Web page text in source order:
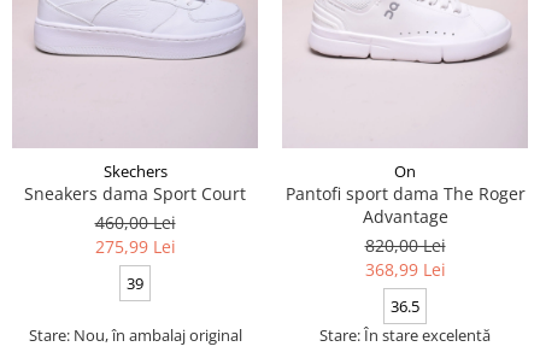
Skechers
Sneakers dama Sport Court
460,00 Lei
275,99 Lei
39
Stare: Nou, în ambalaj original
On
Pantofi sport dama The Roger
Advantage
820,00 Lei
368,99 Lei
36.5
Stare: În stare excelentă